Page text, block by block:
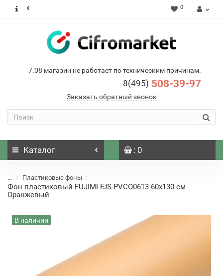
0
7.08 магазин не работает по техническим причинам.
8(495) 508-39-97
Заказать обратный звонок
Каталог : 0
... Пластиковые фоны
Фон пластиковый FUJIMI FJS-PVCO0613 60х130 см
Оранжевый
В наличии